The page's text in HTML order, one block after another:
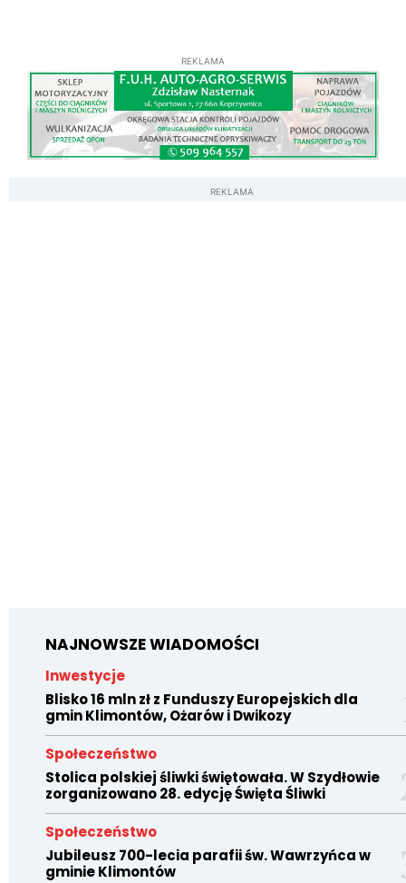
REKLAMA
REKLAMA
NAJNOWSZE WIADOMOŚCI
Inwestycje
Blisko 16 mln zł z Funduszy Europejskich dla
gmin Klimontów, Ożarów i Dwikozy
Społeczeństwo
Stolica polskiej śliwki świętowała. W Szydłowie
zorganizowano 28. edycję Święta Śliwki
Społeczeństwo
Jubileusz 700-lecia parafii św. Wawrzyńca w
gminie Klimontów